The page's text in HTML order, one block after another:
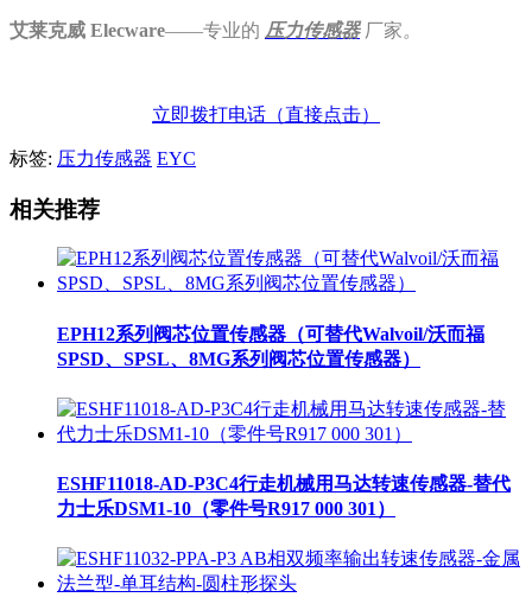
艾莱克威 Elecware——专业的 压力传感器 厂家。
立即拨打电话 （直接点击）
标签: 压力传感器 EYC
相关推荐
EPH12系列阀芯位置传感器（可替代Walvoil/沃而福
SPSD、SPSL、8MG系列阀芯位置传感器）
ESHF11018-AD-P3C4行走机械用马达转速传感器-替代
力士乐DSM1-10（零件号R917 000 301）